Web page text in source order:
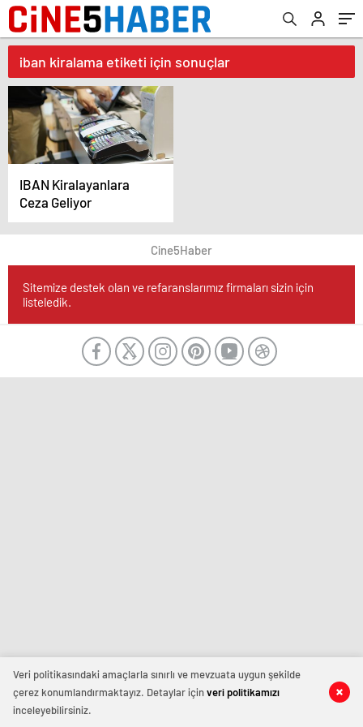
iban kiralama etiketi için sonuçlar
IBAN Kiralayanlara
Ceza Geliyor
Cine5Haber
Sitemize destek olan ve refaranslarımız firmaları sizin için
listeledik.
Veri politikasındaki amaçlarla sınırlı ve mevzuata uygun şekilde
çerez konumlandırmaktayız. Detaylar içinveri politikamızı
inceleyebilirsiniz.